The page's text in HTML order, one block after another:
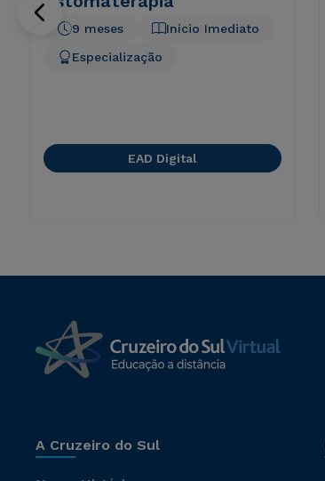
Início Imediato
9 meses
Especialização
EAD Digital
A Cruzeiro do Sul